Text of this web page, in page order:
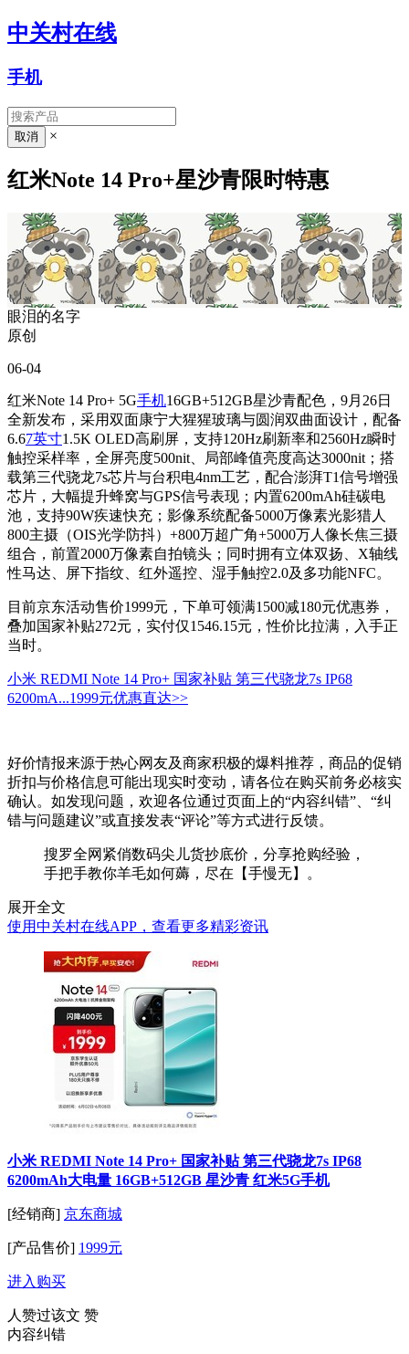
中关村在线
手机
×
红米Note 14 Pro+星沙青限时特惠
眼泪的名字
原创
06-04
红米Note 14 Pro+ 5G手机16GB+512GB星沙青配色，9月26日
全新发布，采用双面康宁大猩猩玻璃与圆润双曲面设计，配备
6.67英寸1.5K OLED高刷屏，支持120Hz刷新率和2560Hz瞬时
触控采样率，全屏亮度500nit、局部峰值亮度高达3000nit；搭
载第三代骁龙7s芯片与台积电4nm工艺，配合澎湃T1信号增强
芯片，大幅提升蜂窝与GPS信号表现；内置6200mAh硅碳电
池，支持90W疾速快充；影像系统配备5000万像素光影猎人
800主摄（OIS光学防抖）+800万超广角+5000万人像长焦三摄
组合，前置2000万像素自拍镜头；同时拥有立体双扬、X轴线
性马达、屏下指纹、红外遥控、湿手触控2.0及多功能NFC。
目前京东活动售价1999元，下单可领满1500减180元优惠券，
叠加国家补贴272元，实付仅1546.15元，性价比拉满，入手正
当时。
小米 REDMI Note 14 Pro+ 国家补贴 第三代骁龙7s IP68
6200mA...1999元优惠直达>>
好价情报来源于热心网友及商家积极的爆料推荐，商品的促销
折扣与价格信息可能出现实时变动，请各位在购买前务必核实
确认。如发现问题，欢迎各位通过页面上的“内容纠错”、“纠
错与问题建议”或直接发表“评论”等方式进行反馈。
搜罗全网紧俏数码尖儿货抄底价，分享抢购经验，
手把手教你羊毛如何薅，尽在【手慢无】。
展开全文
使用中关村在线APP，查看更多精彩资讯
小米 REDMI Note 14 Pro+ 国家补贴 第三代骁龙7s IP68
6200mAh大电量 16GB+512GB 星沙青 红米5G手机
[经销商] 京东商城
[产品售价] 1999元
进入购买
人赞过该文 赞
内容纠错